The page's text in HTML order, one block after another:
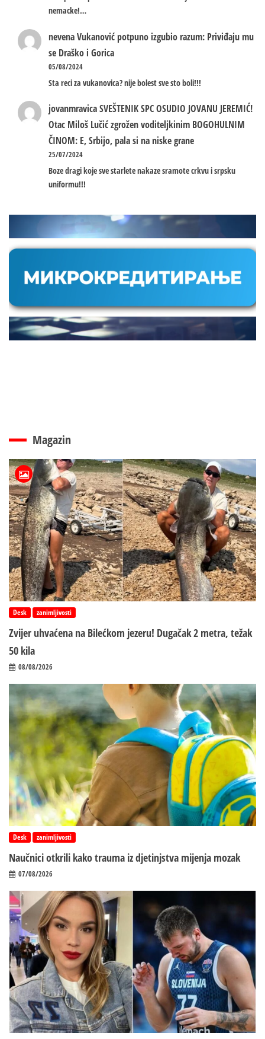
nemacke!…
nevenaVukanović potpuno izgubio razum: Priviđaju mu
se Draško i Gorica
05/08/2024
Sta reci za vukanovica? nije bolest sve sto boli!!!
jovanmravicaSVEŠTENIK SPC OSUDIO JOVANU JEREMIĆ!
Otac Miloš Lučić zgrožen voditeljkinim BOGOHULNIM
ČINOM: E, Srbijo, pala si na niske grane
25/07/2024
Boze dragi koje sve starlete nakaze sramote crkvu i srpsku
uniformu!!!
Magazin
Desk zanimljivosti
Zvijer uhvaćena na Bilećkom jezeru! Dugačak 2 metra, težak
50 kila
08/08/2026
Desk zanimljivosti
Naučnici otkrili kako trauma iz d‌jetinjstva mijenja mozak
07/08/2026